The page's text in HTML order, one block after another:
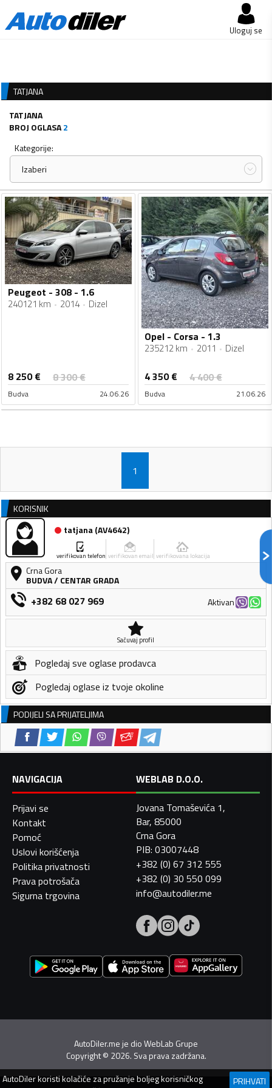
Uloguj se
TATJANA
TATJANA
BROJ OGLASA2
Kategorije:
Izaberi
Peugeot - 308 - 1.6
240121 km 2014 Dizel
8 250€ 8 300€
Budva 24.06.26
Opel - Corsa - 1.3
235212 km 2011 Dizel
4 350€ 4 400€
Budva 21.06.26
1
KORISNIK
tatjana(AV4642)
verifikovan telefon verifikovan email verifikovana lokacija
Crna Gora
BUDVA/ CENTAR GRADA
+382 68 027 969 Aktivan
Sačuvaj profil
Pogledaj sve oglase prodavca
Pogledaj oglase iz tvoje okoline
PODIJELI SA PRIJATELJIMA
NAVIGACIJA
Prijavi se
Kontakt
Pomoć
Uslovi korišćenja
Politika privatnosti
Prava potrošača
Sigurna trgovina
WEBLAB D.O.O.
Jovana Tomaševića 1,
Bar, 85000
Crna Gora
PIB: 03007448
+382 (0) 67 312 555
+382 (0) 30 550 099
info@autodiler.me
AutoDiler.me je dioWebLab Grupe
Copyright© 2026. Sva prava zadržana.
AutoDilerkoristi kolačiće za pružanje boljeg korisničkog
PRIHVATI